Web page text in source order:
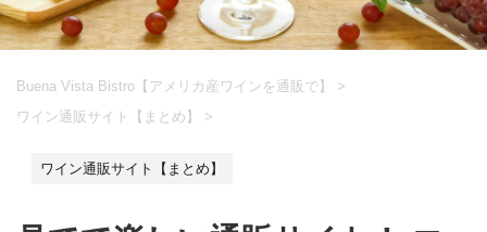
Buena Vista Bistro【アメリカ産ワインを通販で】
>
ワイン通販サイト【まとめ】
>
ワイン通販サイト【まとめ】